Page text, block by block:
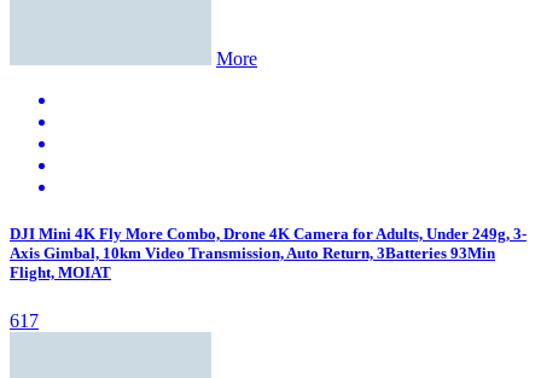
More
DJI Mini 4K Fly More Combo, Drone 4K Camera for Adults, Under 249g, 3-
Axis Gimbal, 10km Video Transmission, Auto Return, 3Batteries 93Min
Flight, MOIAT
617